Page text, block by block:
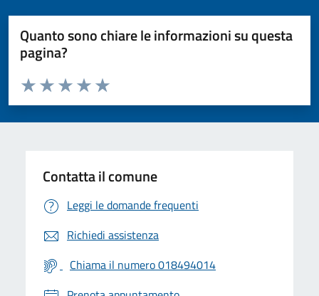
Quanto sono chiare le informazioni su questa
pagina?
Valuta da 1 a 5 stelle la pagina
Valuta 5 stelle su 5
Valuta 4 stelle su 5
Valuta 3 stelle su 5
Valuta 2 stelle su 5
Valuta 1 stelle su 5
Contatta il comune
Leggi le domande frequenti
Richiedi assistenza
Chiama il numero 018494014